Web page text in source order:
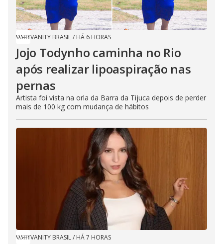
VANITY BRASIL/ HÁ 6 HORAS
Jojo Todynho caminha no Rio
após realizar lipoaspiração nas
pernas
Artista foi vista na orla da Barra da Tijuca depois de perder
mais de 100 kg com mudança de hábitos
VANITY BRASIL/ HÁ 7 HORAS